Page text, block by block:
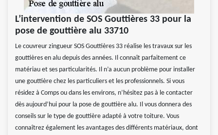
L’intervention de SOS Gouttières 33 pour la
pose de gouttière alu 33710
Le couvreur zingueur SOS Gouttières 33 réalise les travaux sur les
gouttières en alu depuis des années. Il connaît parfaitement ce
matériau et ses particularités. Il n’a aucun problème pour installer
une gouttière chez les particuliers et les professionnels. Si vous
résidez à Comps ou dans les environs, n’hésitez pas à le contacter
dès aujourd’hui pour la pose de gouttière alu. Il vous donnera des
conseils sur le type de gouttière adapté à votre toiture. Vous
connaîtrez également les avantages des différents matériaux, dont